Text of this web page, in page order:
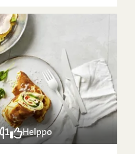
1 Helppo